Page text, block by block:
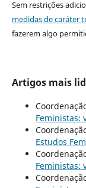
Sem restrições
medidas de caráter
fazerem algo
Artigos mais
Feministas:
Estudos
Feministas: